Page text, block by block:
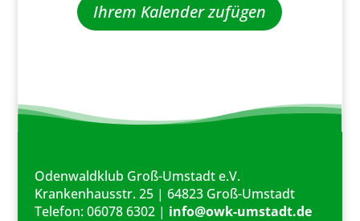
Ihrem Kalender zufügen
Odenwaldklub Groß-Umstadt e.V.
Krankenhausstr. 25 | 64823 Groß-Umstadt
Telefon: 06078 6302 | info@owk-umstadt.de